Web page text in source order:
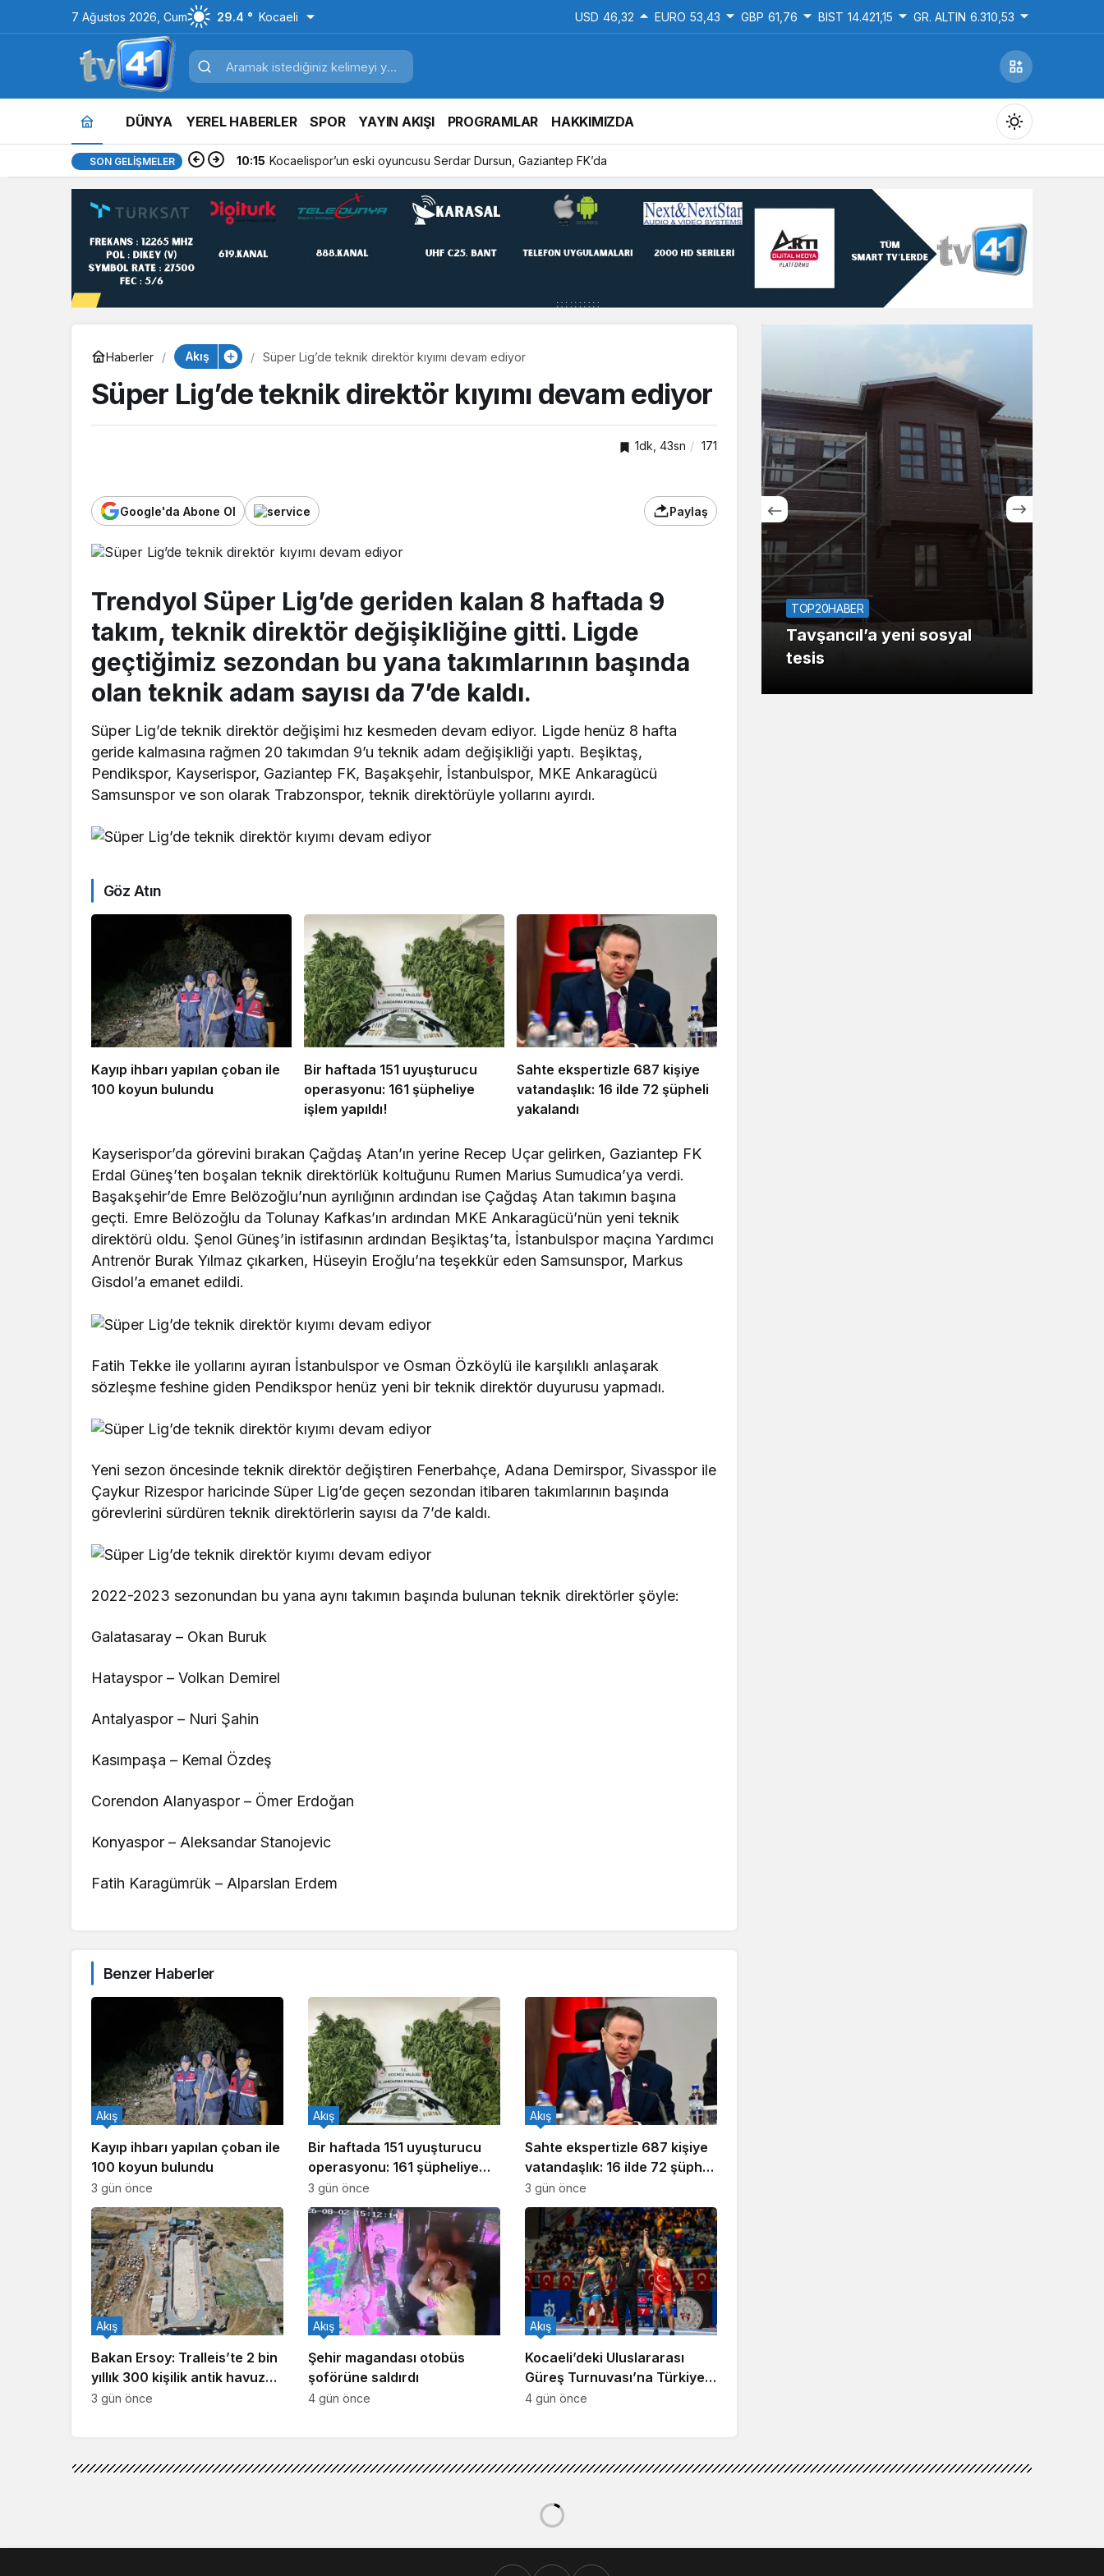
7 Ağustos 2026, Cum 29.4 ° Kocaeli USD 46,32 EURO 53,43 GBP 61,76 BIST 14.421,15 GR. ALTIN 6.310,53
DÜNYA YEREL HABERLER SPOR YAYIN AKIŞI PROGRAMLAR HAKKIMIZDA
Gündüz Modu
Gündüz modunu seçin.
Sistem Modu
Sistem modunu seçin.
SON GELIŞMELER 10:15 Kocaelispor’un eski oyuncusu Serdar Dursun, Gaziantep FK’da
Haberler Akış Süper Lig’de teknik direktör kıyımı devam ediyor
Süper Lig’de teknik direktör kıyımı devam ediyor
1dk, 43sn 171
Google'da Abone Ol Paylaş
Trendyol Süper Lig’de geriden kalan 8 haftada 9
takım, teknik direktör değişikliğine gitti. Ligde
geçtiğimiz sezondan bu yana takımlarının başında
olan teknik adam sayısı da 7’de kaldı.
Süper Lig’de teknik direktör değişimi hız kesmeden devam ediyor. Ligde henüz 8 hafta
geride kalmasına rağmen 20 takımdan 9’u teknik adam değişikliği yaptı. Beşiktaş,
Pendikspor, Kayserispor, Gaziantep FK, Başakşehir, İstanbulspor, MKE Ankaragücü
Samsunspor ve son olarak Trabzonspor, teknik direktörüyle yollarını ayırdı.
Göz Atın
Kayıp ihbarı yapılan çoban ile
100 koyun bulundu
Bir haftada 151 uyuşturucu
operasyonu: 161 şüpheliye
işlem yapıldı!
Sahte ekspertizle 687 kişiye
vatandaşlık: 16 ilde 72 şüpheli
yakalandı
Kayserispor’da görevini bırakan Çağdaş Atan’ın yerine Recep Uçar gelirken, Gaziantep FK
Erdal Güneş’ten boşalan teknik direktörlük koltuğunu Rumen Marius Sumudica’ya verdi.
Başakşehir’de Emre Belözoğlu’nun ayrılığının ardından ise Çağdaş Atan takımın başına
geçti. Emre Belözoğlu da Tolunay Kafkas’ın ardından MKE Ankaragücü’nün yeni teknik
direktörü oldu. Şenol Güneş’in istifasının ardından Beşiktaş’ta, İstanbulspor maçına Yardımcı
Antrenör Burak Yılmaz çıkarken, Hüseyin Eroğlu’na teşekkür eden Samsunspor, Markus
Gisdol’a emanet edildi.
Fatih Tekke ile yollarını ayıran İstanbulspor ve Osman Özköylü ile karşılıklı anlaşarak
sözleşme feshine giden Pendikspor henüz yeni bir teknik direktör duyurusu yapmadı.
Yeni sezon öncesinde teknik direktör değiştiren Fenerbahçe, Adana Demirspor, Sivasspor ile
Çaykur Rizespor haricinde Süper Lig’de geçen sezondan itibaren takımlarının başında
görevlerini sürdüren teknik direktörlerin sayısı da 7’de kaldı.
2022-2023 sezonundan bu yana aynı takımın başında bulunan teknik direktörler şöyle:
Galatasaray – Okan Buruk
Hatayspor – Volkan Demirel
Antalyaspor – Nuri Şahin
Kasımpaşa – Kemal Özdeş
Corendon Alanyaspor – Ömer Erdoğan
Konyaspor – Aleksandar Stanojevic
Fatih Karagümrük – Alparslan Erdem
Benzer Haberler
Kayıp ihbarı yapılan çoban ile
100 koyun bulundu
Akış
3 gün önce
Bir haftada 151 uyuşturucu
operasyonu: 161 şüpheliye
işlem yapıldı!
Akış
3 gün önce
Sahte ekspertizle 687 kişiye
vatandaşlık: 16 ilde 72 şüpheli
yakalandı
Akış
3 gün önce
Bakan Ersoy: Tralleis’te 2 bin
yıllık 300 kişilik antik havuz
gün yüzüne çıkarıldı
Akış
3 gün önce
Şehir magandası otobüs
şoförüne saldırdı
Akış
4 gün önce
Kocaeli’deki Uluslararası
Güreş Turnuvası’na Türkiye
damgası
Akış
4 gün önce
Okullara 30 bin güvenlik
personeli alınacak
Kocaelispor’un eski
oyuncusu Serdar Dursun,
Gaziantep FK’da
TOP20HABER
Tavşancıl’a yeni sosyal
tesis
TOP10HABER
Derince Eğitim ve
Araştırma Hastanesinin
yanına 120 yataklı yeni